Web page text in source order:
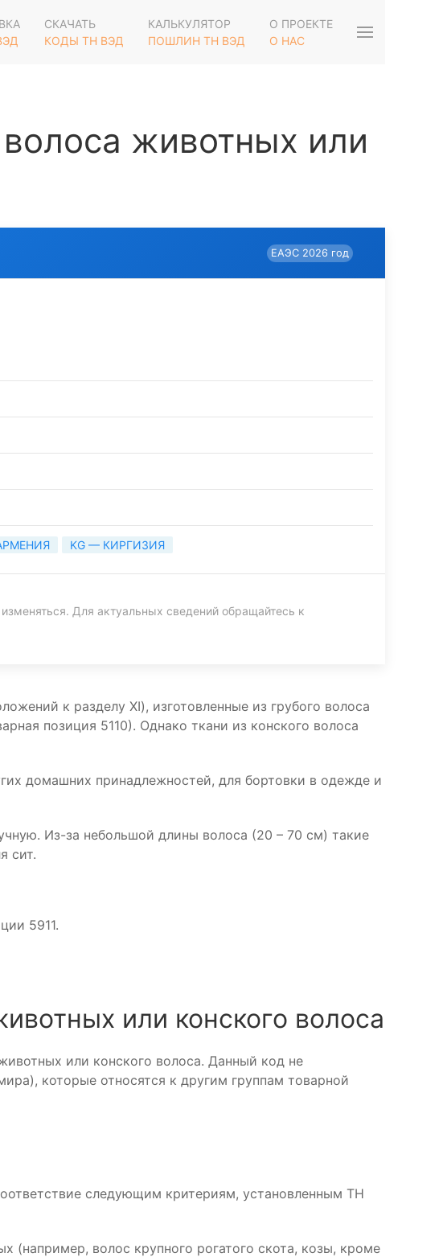
СКАЧАТЬ
КОДЫ ТН ВЭД
КАЛЬКУЛЯТОР
ПОШЛИН ТН ВЭД
О ПРОЕКТЕ
О НАС
животных или
ЕАЭС 2026 год
KG — КИРГИЗИЯ
Для актуальных сведений обращайтесь к
к разделу XI), изготовленные из грубого волоса
позиция 5110). Однако ткани из конского волоса
домашних принадлежностей, для бортовки в одежде и
Из-за небольшой длины волоса (20 – 70 см) такие
сит.
5911.
или конского волоса
или конского волоса. Данный код не
которые относятся к другим группам товарной
следующим критериям, установленным ТН
(например, волос крупного рогатого скота, козы, кроме